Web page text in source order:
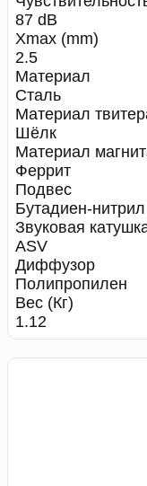
87 dB
Xmax (mm)
2.5
Материал
Сталь
Материал
Шёлк
Материал
Феррит
Подвес
Бутадиен-нитрил
Звуковая
ASV
Диффузор
Полипропилен
Вес (Кг)
1.12